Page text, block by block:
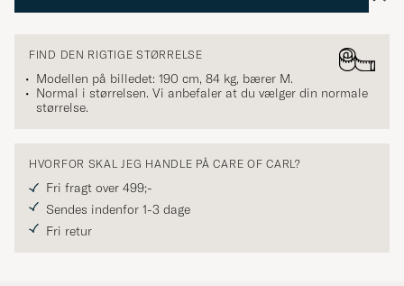
FIND DEN RIGTIGE STØRRELSE
Modellen på billedet: 190 cm, 84 kg, bærer M.
Normal i størrelsen. Vi anbefaler at du vælger din normale
størrelse.
HVORFOR SKAL JEG HANDLE PÅ CARE OF CARL?
Fri fragt over 499;-
Sendes indenfor 1-3 dage
Fri retur